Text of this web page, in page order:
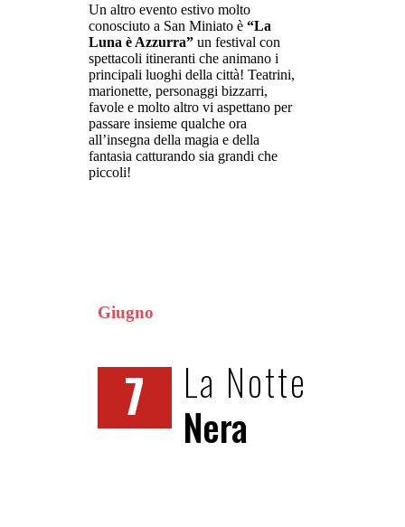
Un altro evento estivo molto
conosciuto a San Miniato è “La
Luna è Azzurra” un festival con
spettacoli itineranti che animano i
principali luoghi della città! Teatrini,
marionette, personaggi bizzarri,
favole e molto altro vi aspettano per
passare insieme qualche ora
all’insegna della magia e della
fantasia catturando sia grandi che
piccoli!
Giugno
7
La Notte
Nera